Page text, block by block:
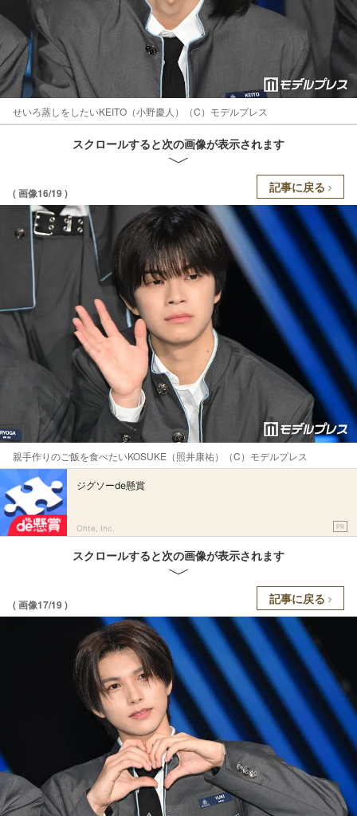
せいろ蒸しをしたいKEITO（小野慶人）（C）モデルプレス
スクロールすると次の画像が表示されます
( 画像16/19 ) 記事に戻る
親手作りのご飯を食べたいKOSUKE（照井康祐）（C）モデルプレス
ジグソーde懸賞
Ohte, Inc. PR
スクロールすると次の画像が表示されます
( 画像17/19 ) 記事に戻る